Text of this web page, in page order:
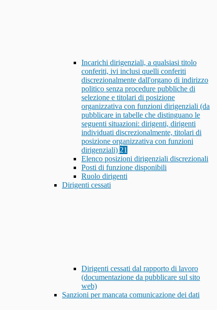
Incarichi dirigenziali, a qualsiasi titolo
conferiti, ivi inclusi quelli conferiti
discrezionalmente dall'organo di indirizzo
politico senza procedure pubbliche di
selezione e titolari di posizione
organizzativa con funzioni dirigenziali (da
pubblicare in tabelle che distinguano le
seguenti situazioni: dirigenti, dirigenti
individuati discrezionalmente, titolari di
posizione organizzativa con funzioni
dirigenziali) 21
Elenco posizioni dirigenziali discrezionali
Posti di funzione disponibili
Ruolo dirigenti
Dirigenti cessati
Dirigenti cessati dal rapporto di lavoro
(documentazione da pubblicare sul sito
web)
Sanzioni per mancata comunicazione dei dati